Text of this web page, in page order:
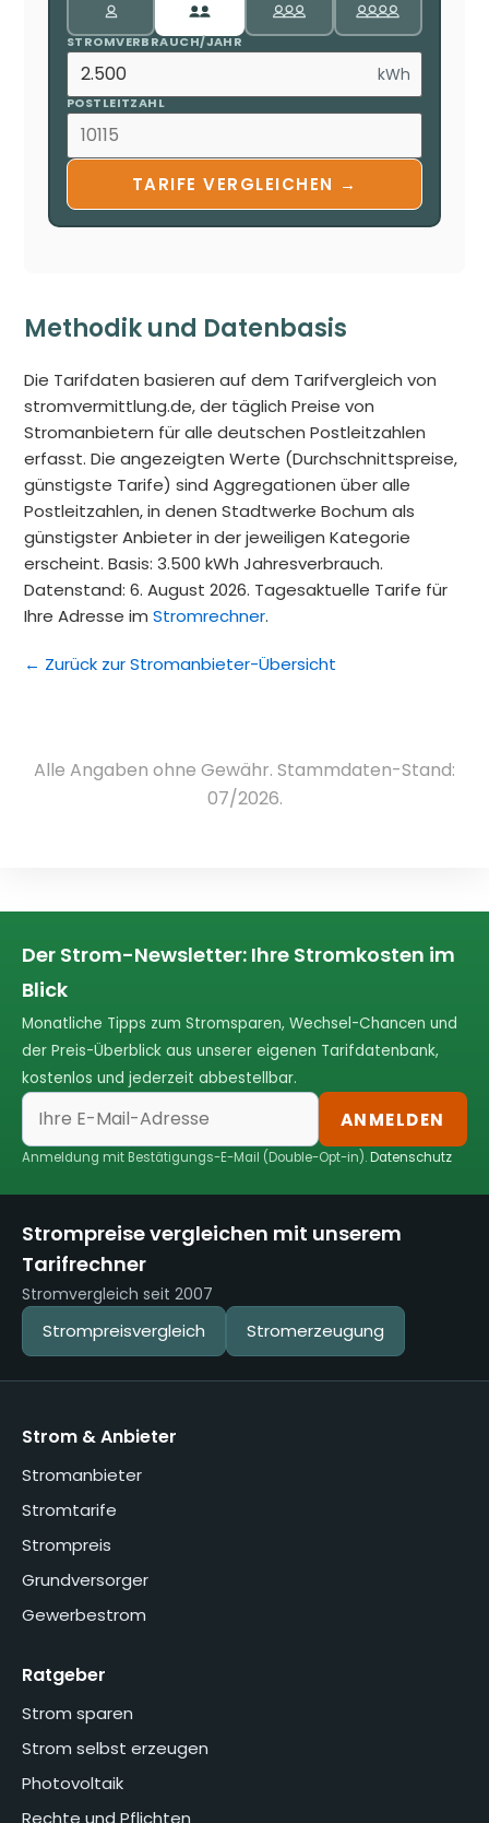
STROMVERBRAUCH/JAHR
kWh
POSTLEITZAHL
TARIFE VERGLEICHEN →
Methodik und Datenbasis
Die Tarifdaten basieren auf dem Tarifvergleich von
stromvermittlung.de, der täglich Preise von
Stromanbietern für alle deutschen Postleitzahlen
erfasst. Die angezeigten Werte (Durchschnittspreise,
günstigste Tarife) sind Aggregationen über alle
Postleitzahlen, in denen Stadtwerke Bochum als
günstigster Anbieter in der jeweiligen Kategorie
erscheint. Basis: 3.500 kWh Jahresverbrauch.
Datenstand: 6. August 2026. Tagesaktuelle Tarife für
Ihre Adresse imStromrechner.
← Zurück zur Stromanbieter-Übersicht
Alle Angaben ohne Gewähr. Stammdaten-Stand:
07/2026.
Der Strom-Newsletter: Ihre Stromkosten im
Blick
Monatliche Tipps zum Stromsparen, Wechsel-Chancen und
der Preis-Überblick aus unserer eigenen Tarifdatenbank,
kostenlos und jederzeit abbestellbar.
ANMELDEN
Anmeldung mit Bestätigungs-E-Mail (Double-Opt-in).Datenschutz
Strompreise vergleichen mit unserem
Tarifrechner
Stromvergleich seit 2007
Strompreisvergleich Stromerzeugung
Strom & Anbieter
Stromanbieter
Stromtarife
Strompreis
Grundversorger
Gewerbestrom
Ratgeber
Strom sparen
Strom selbst erzeugen
Photovoltaik